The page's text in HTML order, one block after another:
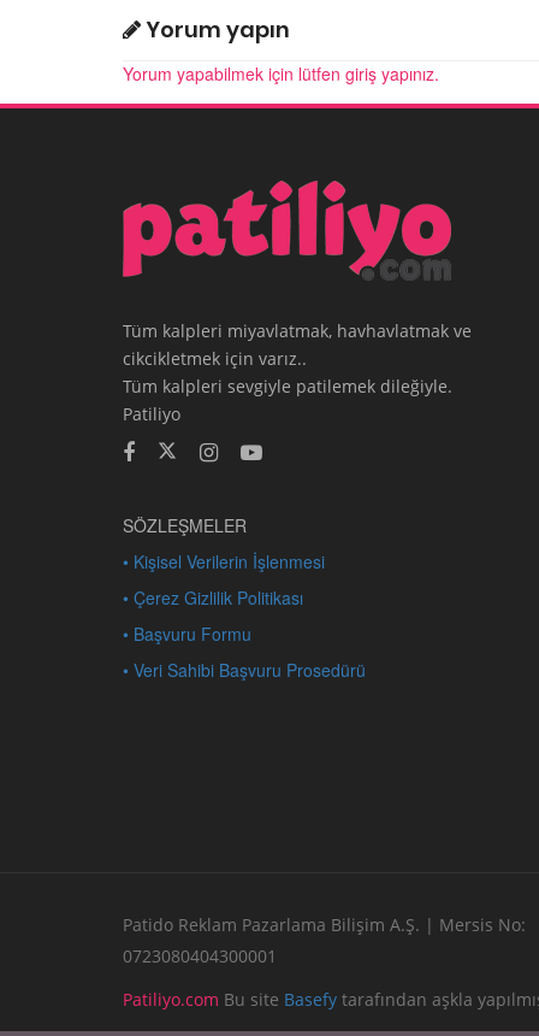
Yorum yapın
Yorum yapabilmek için lütfen giriş yapınız.
Tüm kalpleri miyavlatmak, havhavlatmak ve
cikcikletmek için varız..
Tüm kalpleri sevgiyle patilemek dileğiyle.
Patiliyo
SÖZLEŞMELER
• Kişisel Verilerin İşlenmesi
• Çerez Gizlilik Politikası
• Başvuru Formu
• Veri Sahibi Başvuru Prosedürü
Patido Reklam Pazarlama Bilişim A.Ş. | Mersis No:
0723080404300001
Patiliyo.com Bu site Basefy tarafından aşkla